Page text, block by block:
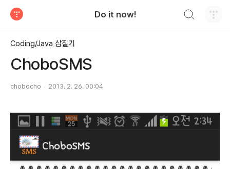
Do it now!
Coding/Java 삽질기
ChoboSMS
chobocho 2013. 2. 26. 00:04